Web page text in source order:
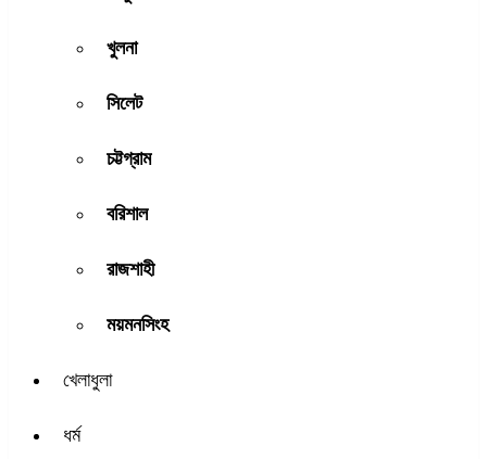
খুলনা
সিলেট
চট্টগ্রাম
বরিশাল
রাজশাহী
ময়মনসিংহ
খেলাধুলা
ধর্ম